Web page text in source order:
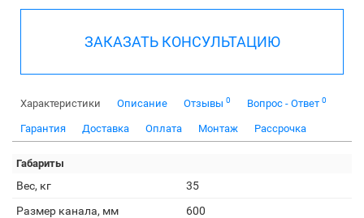
ЗАКАЗАТЬ КОНСУЛЬТАЦИЮ
Характеристики Описание Отзывы 0 Вопрос - Ответ 0
Гарантия Доставка Оплата Монтаж Рассрочка
Габариты
Вес, кг
35
Размер канала, мм
600